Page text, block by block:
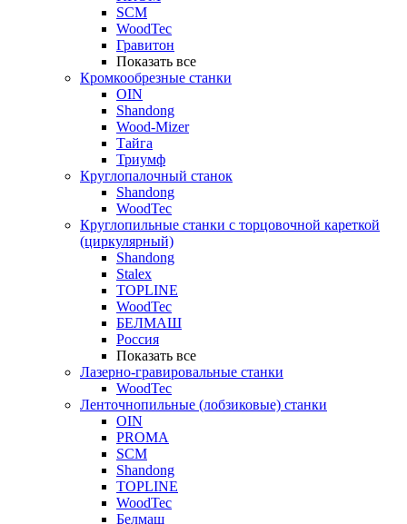
SCM
WoodTec
Гравитон
Показать все
Кромкообрезные станки
OIN
Shandong
Wood-Mizer
Тайга
Триумф
Круглопалочный станок
Shandong
WoodTec
Круглопильные станки с торцовочной кареткой
(циркулярный)
Shandong
Stalex
TOPLINE
WoodTec
БЕЛМАШ
Россия
Показать все
Лазерно-гравировальные станки
WoodTec
Ленточнопильные (лобзиковые) станки
OIN
PROMA
SCM
Shandong
TOPLINE
WoodTec
Белмаш